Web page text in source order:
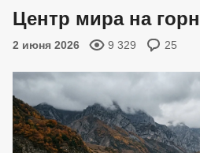
Центр мира на
2 июня 2026 9 329 25